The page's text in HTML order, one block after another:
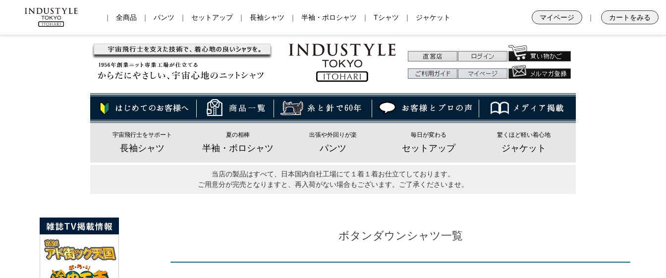
｜ 全商品 ｜ パンツ ｜ セットアップ ｜ 長袖シャツ ｜ 半袖・ポロシャツ ｜ Tシャツ ｜ ジャケット マイページ ｜ カートをみる
宇宙飛行士をサポート
長袖シャツ
夏の相棒
半袖・ポロシャツ
出張や外回りが楽
パンツ
毎日が変わる
セットアップ
驚くほど軽い着心地
ジャケット
当店の製品はすべて、日本国内自社工場にて１着１着お仕立てしております。
ご用意分が完売となりますと、再入荷がない場合もございます。ご了承くださいませ。
ボタンダウンシャツ一覧